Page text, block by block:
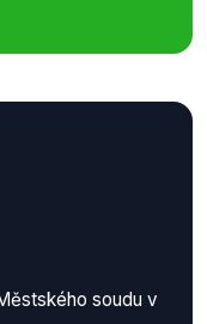
soudu v